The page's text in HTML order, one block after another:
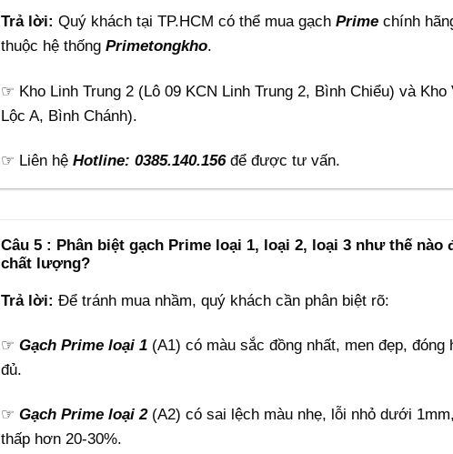
Trả lời: Quý khách tại TP.HCM có thể mua gạch Primechính
thuộc hệ thống Primetongkho.
☞ Kho Linh Trung 2 (Lô 09 KCN Linh Trung 2, Bình Chiểu) và
Lộc A, Bình Chánh).
☞ Liên hệ Hotline: 0385.140.156 để được tư vấn.
Câu 5 : Phân biệt gạch Prime loại 1, loại 2, loại 3 như thế nào
chất lượng?
Trả lời: Để tránh mua nhầm, quý khách cần phân biệt rõ:
☞ Gạch Prime loại 1 (A1) có màu sắc đồng nhất, men đẹp,
đủ.
☞ Gạch Prime loại 2(A2) có sai lệch màu nhẹ, lỗi nhỏ dưới
thấp hơn 20-30%.